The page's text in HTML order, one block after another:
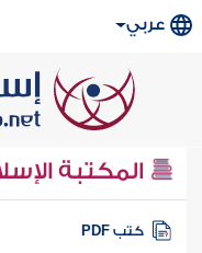
عربي
المكتبة